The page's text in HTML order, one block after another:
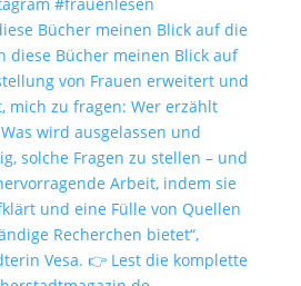
Bücher meinen Blick auf die